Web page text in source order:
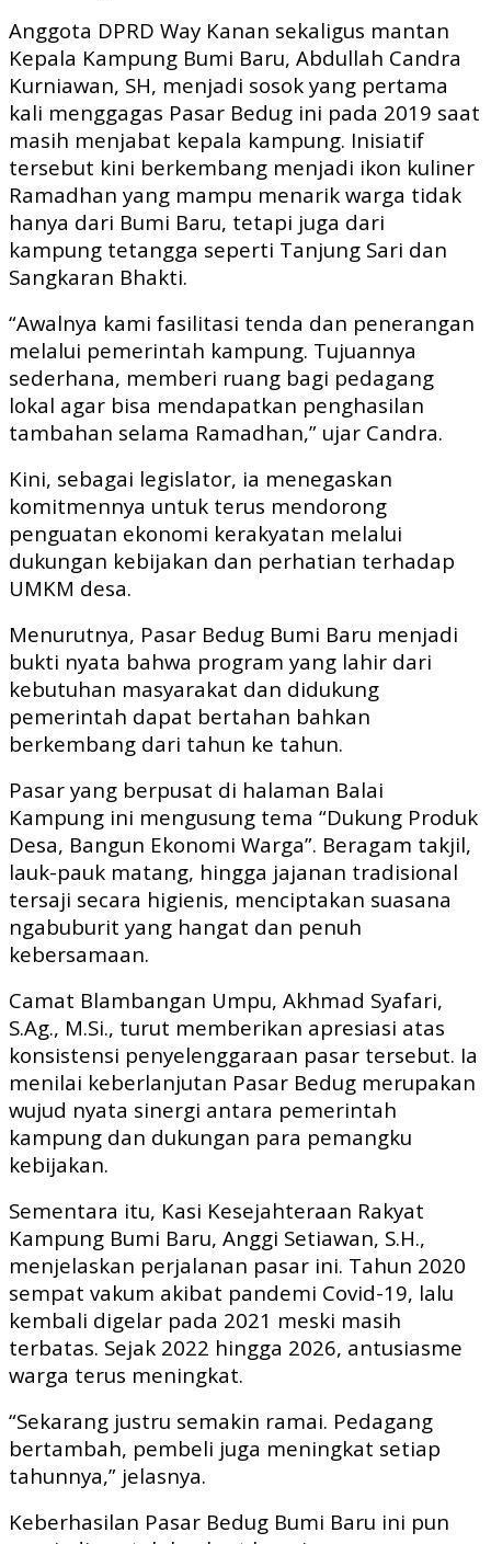
Anggota DPRD Way Kanan sekaligus mantan
Kepala Kampung Bumi Baru, Abdullah Candra
Kurniawan, SH, menjadi sosok yang pertama
kali menggagas Pasar Bedug ini pada 2019 saat
masih menjabat kepala kampung. Inisiatif
tersebut kini berkembang menjadi ikon kuliner
Ramadhan yang mampu menarik warga tidak
hanya dari Bumi Baru, tetapi juga dari
kampung tetangga seperti Tanjung Sari dan
Sangkaran Bhakti.
“Awalnya kami fasilitasi tenda dan penerangan
melalui pemerintah kampung. Tujuannya
sederhana, memberi ruang bagi pedagang
lokal agar bisa mendapatkan penghasilan
tambahan selama Ramadhan,” ujar Candra.
Kini, sebagai legislator, ia menegaskan
komitmennya untuk terus mendorong
penguatan ekonomi kerakyatan melalui
dukungan kebijakan dan perhatian terhadap
UMKM desa.
Menurutnya, Pasar Bedug Bumi Baru menjadi
bukti nyata bahwa program yang lahir dari
kebutuhan masyarakat dan didukung
pemerintah dapat bertahan bahkan
berkembang dari tahun ke tahun.
Pasar yang berpusat di halaman Balai
Kampung ini mengusung tema “Dukung Produk
Desa, Bangun Ekonomi Warga”. Beragam takjil,
lauk-pauk matang, hingga jajanan tradisional
tersaji secara higienis, menciptakan suasana
ngabuburit yang hangat dan penuh
kebersamaan.
Camat Blambangan Umpu, Akhmad Syafari,
S.Ag., M.Si., turut memberikan apresiasi atas
konsistensi penyelenggaraan pasar tersebut. Ia
menilai keberlanjutan Pasar Bedug merupakan
wujud nyata sinergi antara pemerintah
kampung dan dukungan para pemangku
kebijakan.
Sementara itu, Kasi Kesejahteraan Rakyat
Kampung Bumi Baru, Anggi Setiawan, S.H.,
menjelaskan perjalanan pasar ini. Tahun 2020
sempat vakum akibat pandemi Covid-19, lalu
kembali digelar pada 2021 meski masih
terbatas. Sejak 2022 hingga 2026, antusiasme
warga terus meningkat.
“Sekarang justru semakin ramai. Pedagang
bertambah, pembeli juga meningkat setiap
tahunnya,” jelasnya.
Keberhasilan Pasar Bedug Bumi Baru ini pun